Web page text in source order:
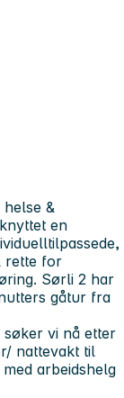
&
en
rette for
Sørli 2 har
gåtur fra
vi nå etter
nattevakt til
arbeidshelg